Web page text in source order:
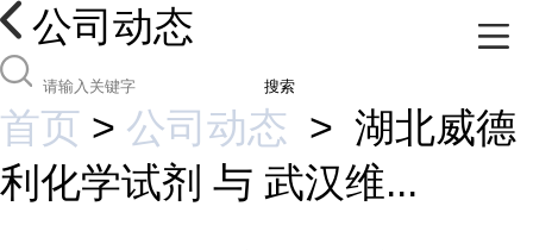
公司动态
搜索
首页 > 公司动态 > 湖北威德
利化学试剂 与 武汉维...